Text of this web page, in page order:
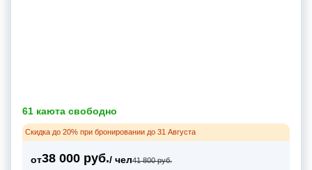
61 каюта свободно
Скидка до 20% при бронировании до 31 Августа
от38 000 руб./ чел41 800 руб.